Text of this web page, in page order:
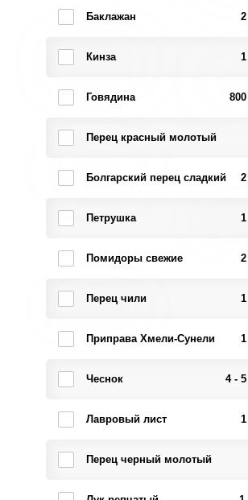
Баклажан 2
Кинза 1
Говядина 800
Перец красный молотый
Болгарский перец сладкий 2
Петрушка 1
Помидоры свежие 2
Перец чили 1
Приправа Хмели-Сунели 1
Чеснок 4 - 5
Лавровый лист 1
Перец черный молотый